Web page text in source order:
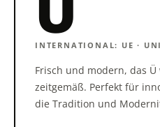
INTERNATIONAL: UE ·
Frisch und modern, das
zeitgemäß. Perfekt für
die Tradition und